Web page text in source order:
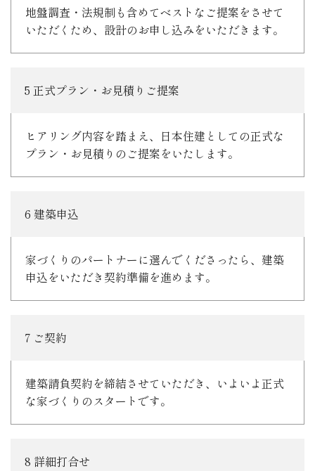
地盤調査・法規制も含めてベストなご提案をさせて
いただくため、設計のお申し込みをいただきます。
5 正式プラン・お見積りご提案
ヒアリング内容を踏まえ、日本住建としての正式な
プラン・お見積りのご提案をいたします。
6 建築申込
家づくりのパートナーに選んでくださったら、建築
申込をいただき契約準備を進めます。
7 ご契約
建築請負契約を締結させていただき、いよいよ正式
な家づくりのスタートです。
8 詳細打合せ